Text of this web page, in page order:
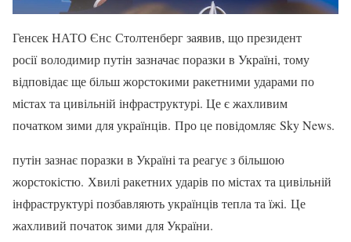
Генсек НАТО Єнс Столтенберг заявив, що президент
росії володимир путін зазначає поразки в Україні, тому
відповідає ще більш жорстокими ракетними ударами по
містах та цивільній інфраструктурі. Це є жахливим
початком зими для українців. Про це повідомляє Sky News.
путін зазнає поразки в Україні та реагує з більшою
жорстокістю. Хвилі ракетних ударів по містах та цивільній
інфраструктурі позбавляють українців тепла та їжі. Це
жахливий початок зими для України.